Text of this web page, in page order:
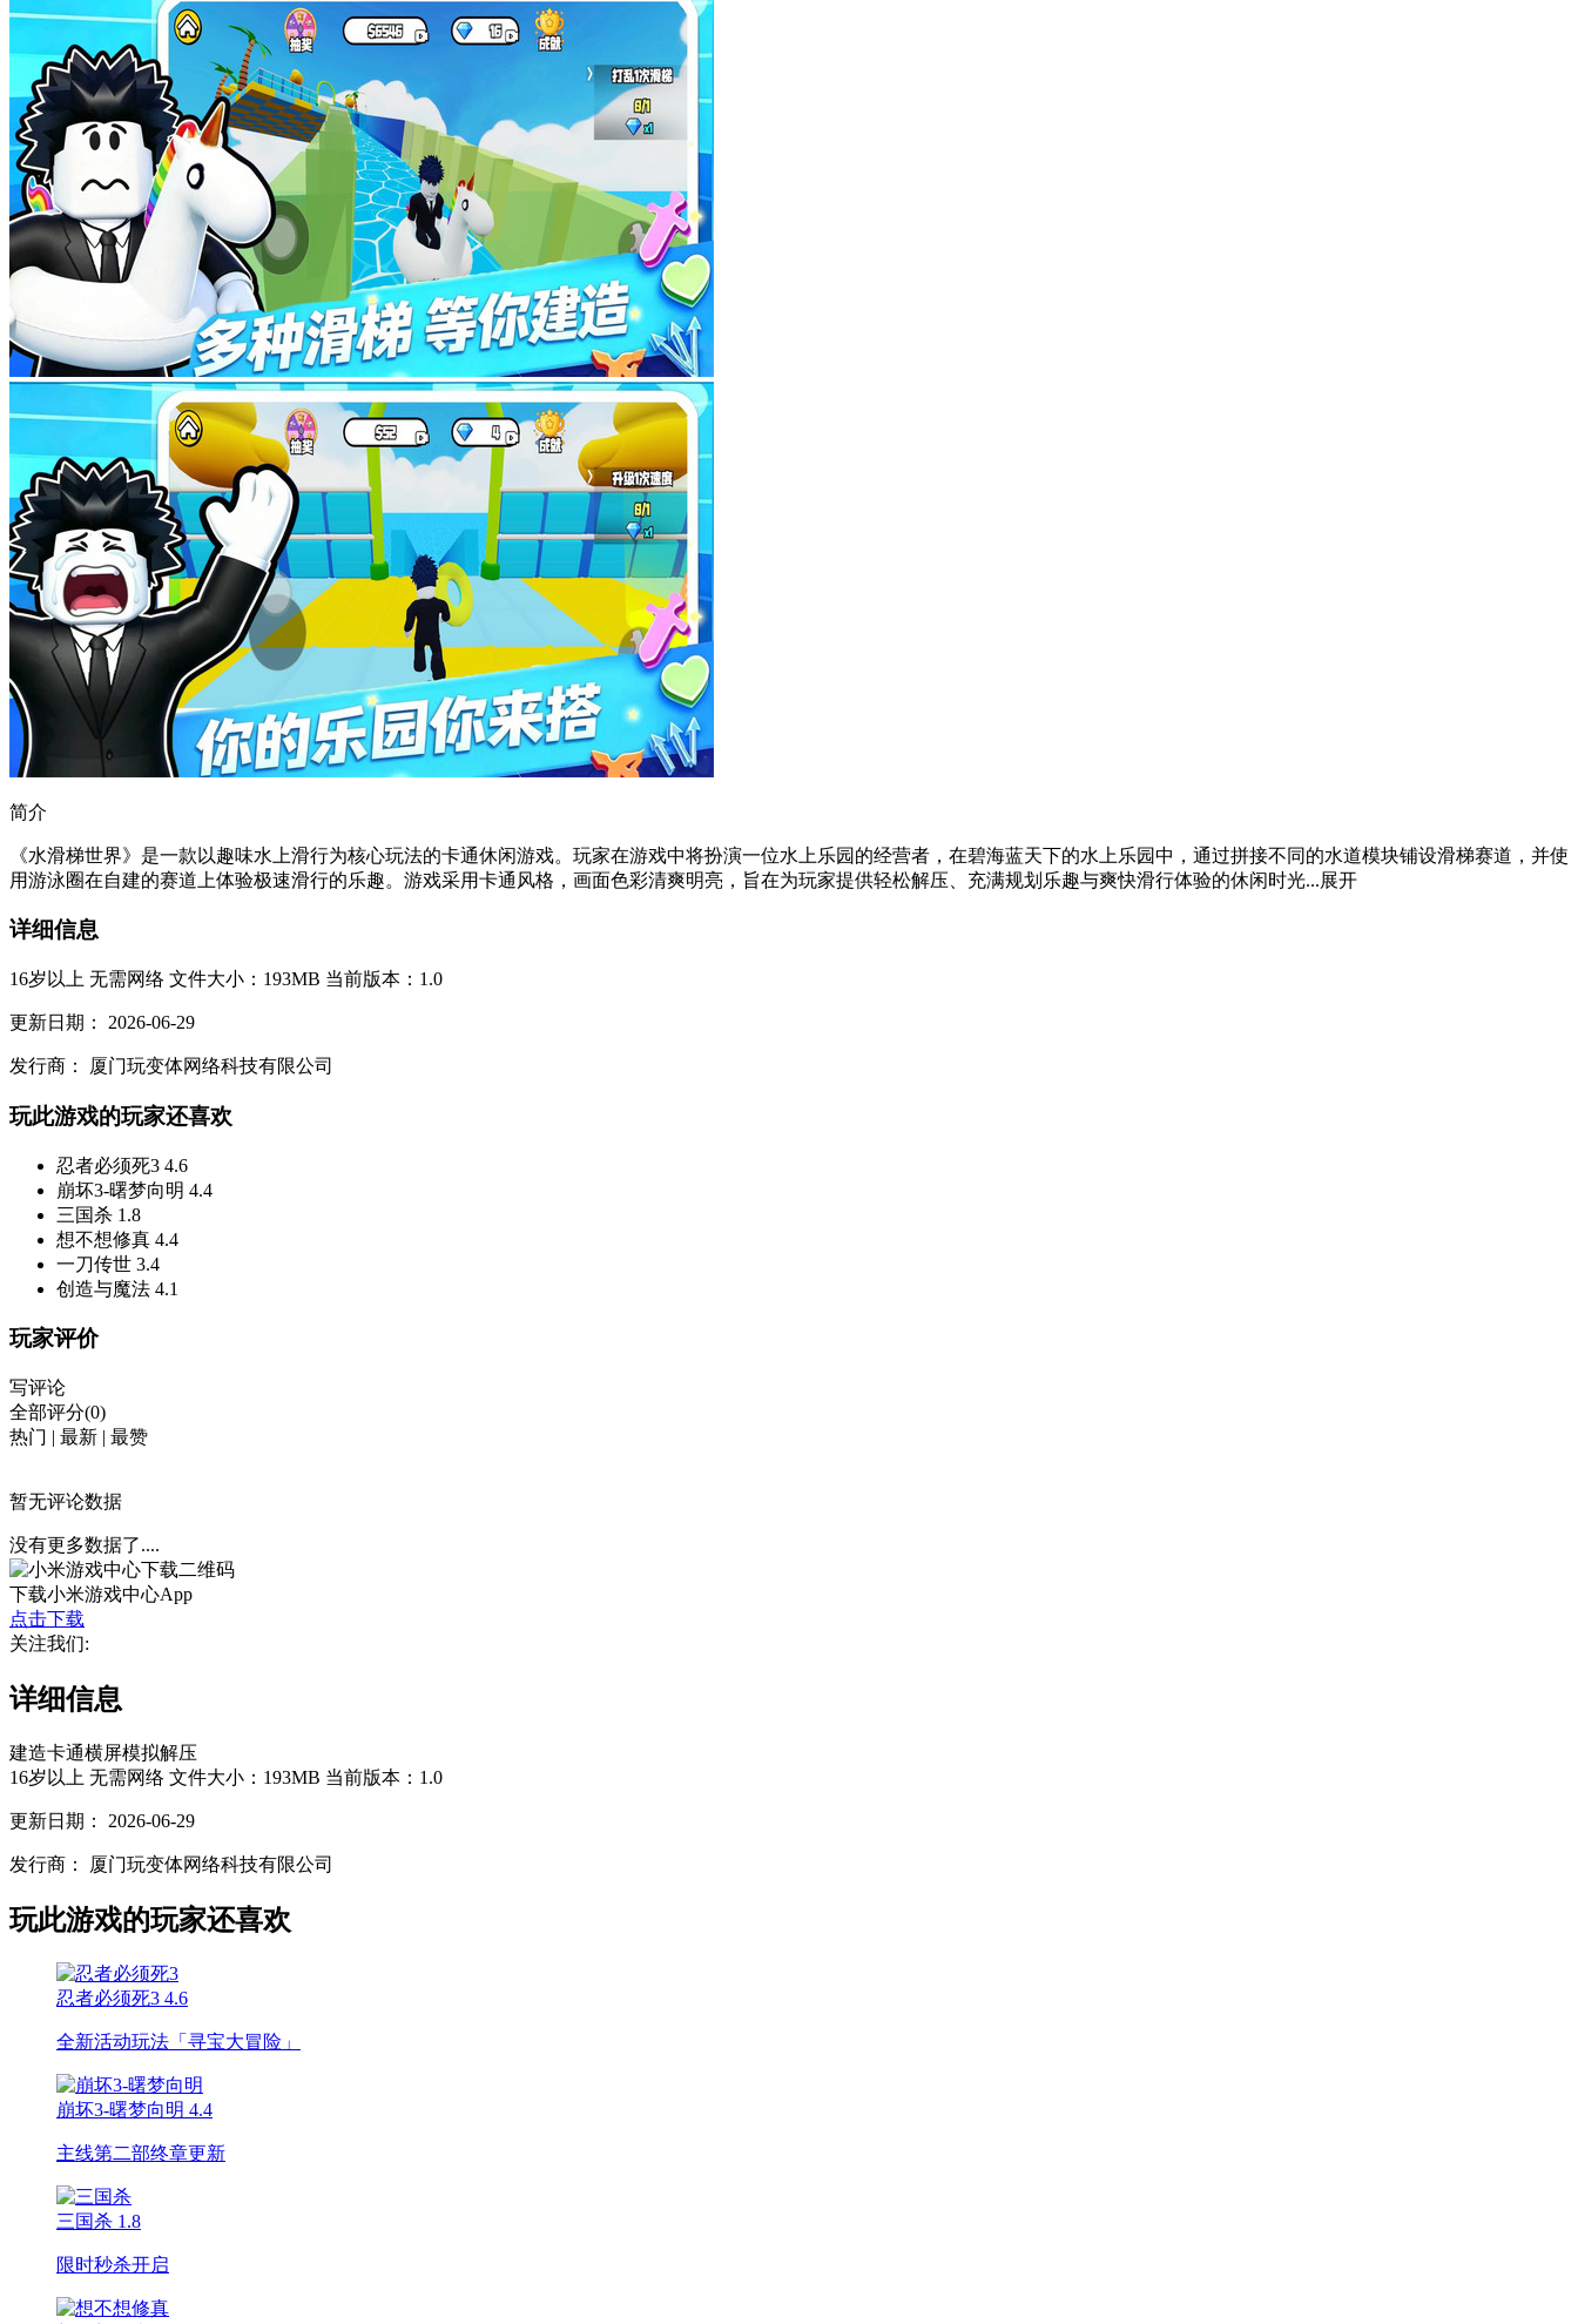
简介
《水滑梯世界》是一款以趣味水上滑行为核心玩法的卡通休闲游戏。玩家在游戏中将扮演一位水上乐园的经营者，在碧海蓝天下的水上乐园中，通过拼接不同的水道模块铺设滑梯赛道，并使
用游泳圈在自建的赛道上体验极速滑行的乐趣。游戏采用卡通风格，画面色彩清爽明亮，旨在为玩家提供轻松解压、充满规划乐趣与爽快滑行体验的休闲时光...展开
详细信息
16岁以上 无需网络 文件大小：193MB 当前版本：1.0
更新日期： 2026-06-29
发行商： 厦门玩变体网络科技有限公司
玩此游戏的玩家还喜欢
忍者必须死3 4.6
崩坏3-曙梦向明 4.4
三国杀 1.8
想不想修真 4.4
一刀传世 3.4
创造与魔法 4.1
玩家评价
写评论
全部评分(0)
热门 | 最新 | 最赞
暂无评论数据
没有更多数据了....
下载小米游戏中心App
点击下载
关注我们:
详细信息
建造卡通横屏模拟解压
16岁以上 无需网络 文件大小：193MB 当前版本：1.0
更新日期： 2026-06-29
发行商： 厦门玩变体网络科技有限公司
玩此游戏的玩家还喜欢
忍者必须死3 4.6
全新活动玩法「寻宝大冒险」
崩坏3-曙梦向明 4.4
主线第二部终章更新
三国杀 1.8
限时秒杀开启